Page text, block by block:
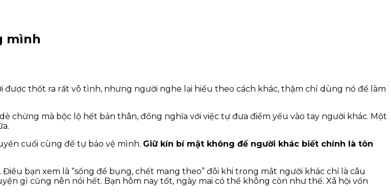
mình
thốt ra rất vô tình, nhưng người nghe lại hiểu theo cách khác, thậm chí dùng nó để làm
chừng mà bộc lộ hết bản thân, đồng nghĩa với việc tự đưa điểm yếu vào tay người khác. Một
cuối cùng để tự bảo vệ mình. Giữ kín bí mật không để người khác biết chính là tôn
bạn xem là “sống để bụng, chết mang theo” đôi khi trong mắt người khác chỉ là câu
gì cũng nên nói hết. Bạn hôm nay tốt, ngày mai có thể không còn như thế. Xã hội vốn